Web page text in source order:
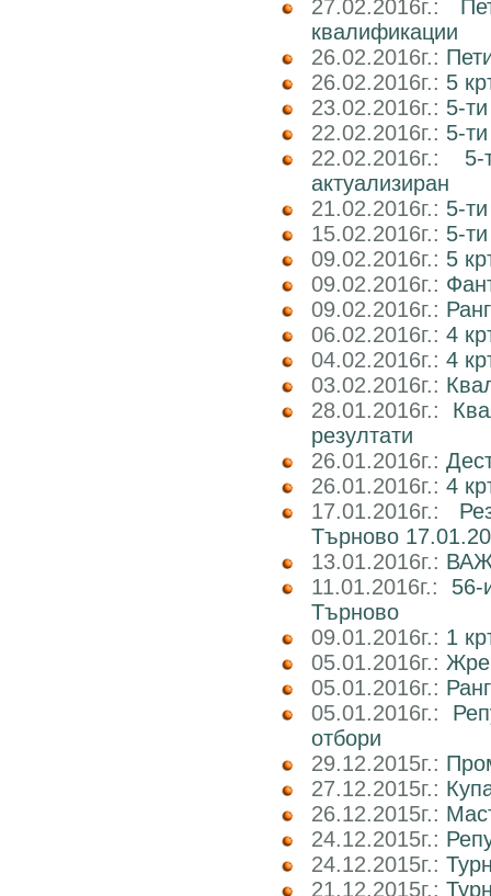
27.02.2016г.:
квалификации
26.02.2016г.:
26.02.2016г.: 5
23.02.2016г.: 5-
22.02.2016г.: 5-
22.02.2016г.:
актуализиран
21.02.2016г.: 5-
15.02.2016г.: 5-
09.02.2016г.: 5
09.02.2016г.:
09.02.2016г.:
06.02.2016г.: 4
04.02.2016г.: 4
03.02.2016г.:
28.01.2016г.:
резултати
26.01.2016г.:
26.01.2016г.: 4
17.01.2016г.:
Търново
13.01.2016г.:
11.01.2016г.: 56-
Търново
09.01.2016г.: 1
05.01.2016г.:
05.01.2016г.:
05.01.2016г.:
отбори
29.12.2015г.:
27.12.2015г.:
26.12.2015г.:
24.12.2015г.:
24.12.2015г.:
21.12.2015г.: